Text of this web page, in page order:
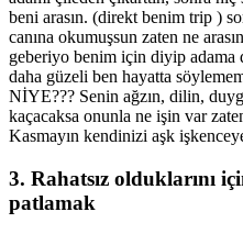
beni arasın. (direkt benim trip )
canına okumuşsun zaten ne
geberiyo benim için diyip adama
daha güzeli ben hayatta
NİYE??? Senin ağzın, dilin,
kaçacaksa onunla ne işin var
Kasmayın kendinizi aşk
3. Rahatsız olduklarını
patlamak